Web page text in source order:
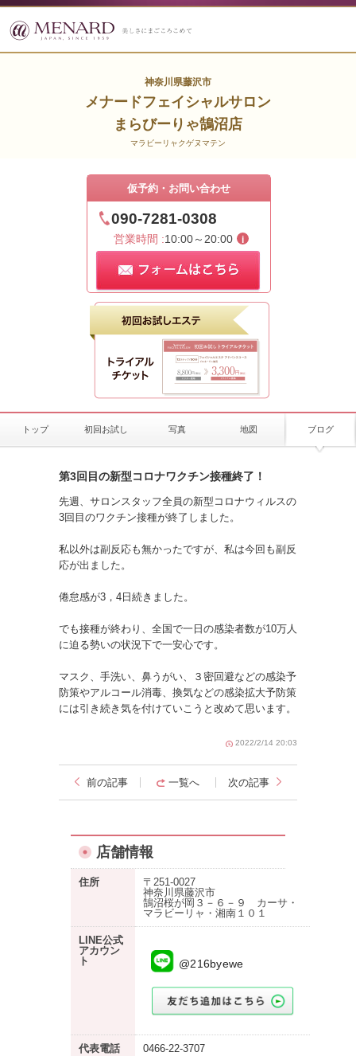
神奈川県藤沢市
メナードフェイシャルサロン
まらびーりゃ鵠沼店
マラビーリャクゲヌマテン
仮予約・お問い合わせ
090-7281-0308
営業時間 :10:00～20:00
トップ 初回お試し 写真 地図 ブログ
第3回目の新型コロナワクチン接種終了！
先週、サロンスタッフ全員の新型コロナウィルスの
3回目のワクチン接種が終了しました。
私以外は副反応も無かったですが、私は今回も副反
応が出ました。
倦怠感が3，4日続きました。
でも接種が終わり、全国で一日の感染者数が10万人
に迫る勢いの状況下で一安心です。
マスク、手洗い、鼻うがい、３密回避などの感染予
防策やアルコール消毒、換気などの感染拡大予防策
には引き続き気を付けていこうと改めて思います。
2022/2/14 20:03
前の記事 一覧へ 次の記事
店舗情報
住所
〒251-0027
神奈川県藤沢市
鵠沼桜が岡３－６－９ カーサ・
マラビーリャ・湘南１０１
LINE公式
アカウン
ト
@216byewe
代表電話 0466-22-3707